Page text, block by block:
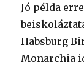
Jó példa
Habsburg
Monarchia